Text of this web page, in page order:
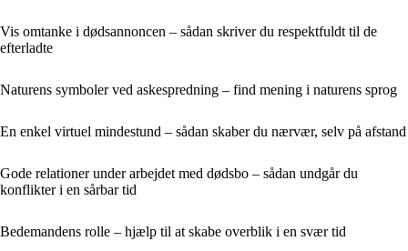
Vis omtanke i dødsannoncen – sådan skriver du respektfuldt til de
efterladte
Naturens symboler ved askespredning – find mening i naturens sprog
En enkel virtuel mindestund – sådan skaber du nærvær, selv på afstand
Gode relationer under arbejdet med dødsbo – sådan undgår du
konflikter i en sårbar tid
Bedemandens rolle – hjælp til at skabe overblik i en svær tid